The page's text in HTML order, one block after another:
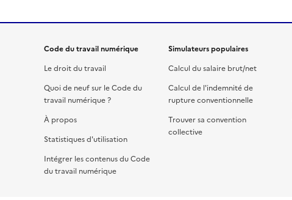
Code du travail numérique
Le droit du travail
Quoi de neuf sur le Code du
travail numérique ?
À propos
Statistiques d'utilisation
Intégrer les contenus du Code
du travail numérique
Simulateurs populaires
Calcul du salaire brut/net
Calcul de l'indemnité de
rupture conventionnelle
Trouver sa convention
collective